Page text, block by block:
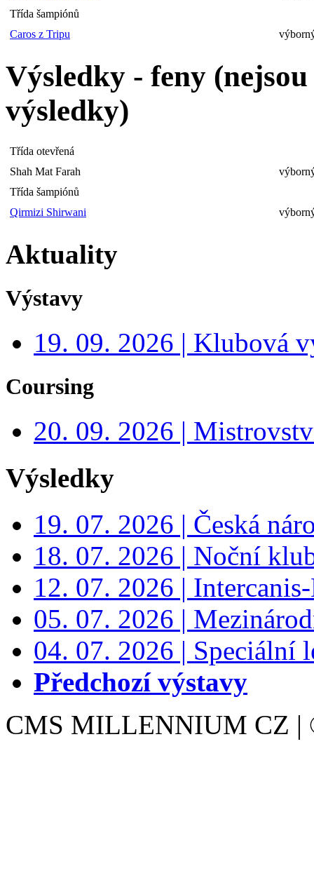
Třída šampiónů
Caros z Tripu
Výsledky - feny
výsledky)
Třída otevřená
Shah Mat Farah
Třída šampiónů
Qirmizi Shirwani
Aktuality
Výstavy
19. 09. 2026 | Klubová
Coursing
20. 09. 2026 |
Výsledky
19. 07. 2026 | Česká
18. 07. 2026 | Noční
12. 07. 2026 |
05. 07. 2026 |
04. 07. 2026 | Speciální
Předchozí výstavy
CMS MILLENNIUM CZ |